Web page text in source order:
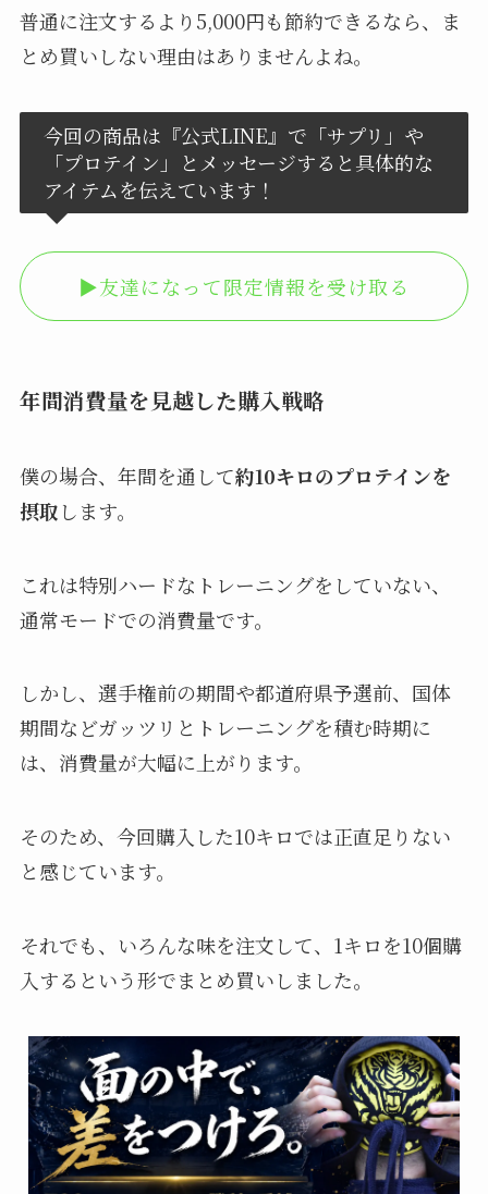
普通に注文するより5,000円も節約できるなら、ま
とめ買いしない理由はありませんよね。
今回の商品は『公式LINE』で「サプリ」や
「プロテイン」とメッセージすると具体的な
アイテムを伝えています！
▶︎友達になって限定情報を受け取る
年間消費量を見越した購入戦略
僕の場合、年間を通して約10キロのプロテインを
摂取します。
これは特別ハードなトレーニングをしていない、
通常モードでの消費量です。
しかし、選手権前の期間や都道府県予選前、国体
期間などガッツリとトレーニングを積む時期に
は、消費量が大幅に上がります。
そのため、今回購入した10キロでは正直足りない
と感じています。
それでも、いろんな味を注文して、1キロを10個購
入するという形でまとめ買いしました。